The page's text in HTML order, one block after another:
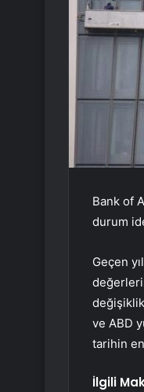
Bank of
durum
Geçen
ve ABD
tarihin
İlgili